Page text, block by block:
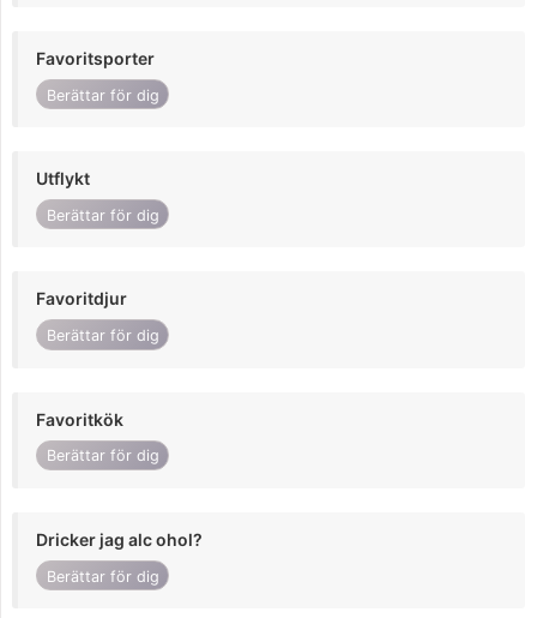
Favoritsporter
Berättar för dig
Utflykt
Berättar för dig
Favoritdjur
Berättar för dig
Favoritkök
Berättar för dig
Dricker jag alc ohol?
Berättar för dig